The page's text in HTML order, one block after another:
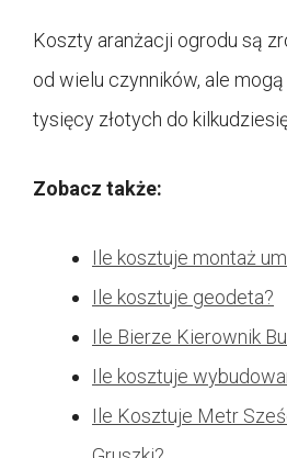
Koszty aranżacji ogrodu są
od wielu czynników, ale
tysięcy złotych do
Zobacz także:
Ile kosztuje montaż
Ile kosztuje geodeta?
Ile Bierze Kierownik
Ile kosztuje
Ile Kosztuje Metr